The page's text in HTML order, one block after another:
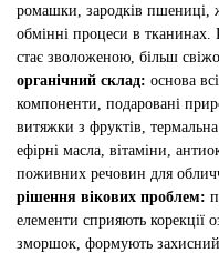
ромашки, зародків пшениці,
обмінні процеси в тканинах.
стає зволоженою, більш
органічний склад: основа
компоненти, подаровані
витяжки з фруктів,
ефірні масла, вітаміни,
поживних речовин для
рішення вікових проблем:
елементи сприяють корекції
зморшок, формують